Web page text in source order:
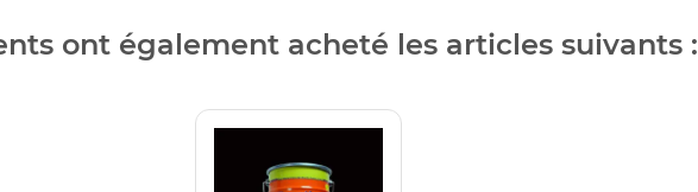
ont également acheté les articles suivants :